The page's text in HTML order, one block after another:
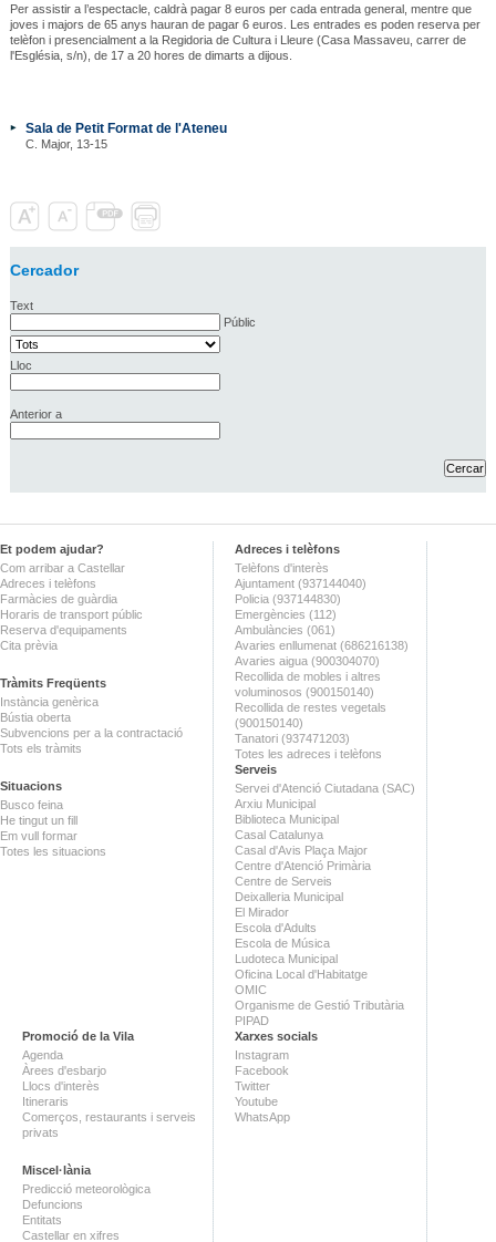
Per assistir a l’espectacle, caldrà pagar 8 euros per cada entrada general, mentre que
joves i majors de 65 anys hauran de pagar 6 euros. Les entrades es poden reserva per
telèfon i presencialment a la Regidoria de Cultura i Lleure (Casa Massaveu, carrer de
l'Església, s/n), de 17 a 20 hores de dimarts a dijous.
Sala de Petit Format de l'Ateneu
C. Major, 13-15
Cercador
Text
Públic
Lloc
Anterior a
Et podem ajudar?
Com arribar a Castellar
Adreces i telèfons
Farmàcies de guàrdia
Horaris de transport públic
Reserva d'equipaments
Cita prèvia
Tràmits Freqüents
Instància genèrica
Bústia oberta
Subvencions per a la contractació
Tots els tràmits
Situacions
Busco feina
He tingut un fill
Em vull formar
Totes les situacions
Adreces i telèfons
Telèfons d'interès
Ajuntament (937144040)
Policia (937144830)
Emergències (112)
Ambulàncies (061)
Avaries enllumenat (686216138)
Avaries aigua (900304070)
Recollida de mobles i altres
voluminosos (900150140)
Recollida de restes vegetals
(900150140)
Tanatori (937471203)
Totes les adreces i telèfons
Serveis
Servei d'Atenció Ciutadana (SAC)
Arxiu Municipal
Biblioteca Municipal
Casal Catalunya
Casal d'Avis Plaça Major
Centre d'Atenció Primària
Centre de Serveis
Deixalleria Municipal
El Mirador
Escola d'Adults
Escola de Música
Ludoteca Municipal
Oficina Local d'Habitatge
OMIC
Organisme de Gestió Tributària
PIPAD
Promoció de la Vila
Agenda
Àrees d'esbarjo
Llocs d'interès
Itineraris
Comerços, restaurants i serveis
privats
Miscel·lània
Predicció meteorològica
Defuncions
Entitats
Castellar en xifres
Xarxes socials
Instagram
Facebook
Twitter
Youtube
WhatsApp